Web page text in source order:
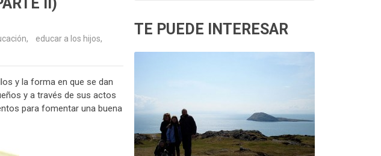
II)
, educar a los hijos,
y la forma en que se dan
y a través de sus actos
para fomentar una buena
TE PUEDE INTERESAR